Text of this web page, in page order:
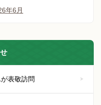
年6月
表敬訪問